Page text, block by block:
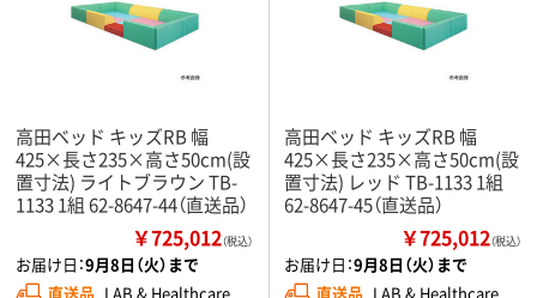
高田ベッド キッズRB 幅
425×長さ235×高さ50cm(設
置寸法) ライトブラウン TB-
1133 1組 62-8647-44（直送品）
￥725,012（税込）
お届け日：9月8日（火）まで
直送品 LAB & Healthcare
高田ベッド キッズRB 幅
425×長さ235×高さ50cm(設
置寸法) レッド TB-1133 1組
62-8647-45（直送品）
￥725,012（税込）
お届け日：9月8日（火）まで
直送品 LAB & Healthcare